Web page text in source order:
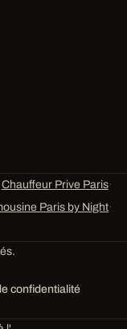
Chauffeur Prive Paris·
Paris by Night·
confidentialité